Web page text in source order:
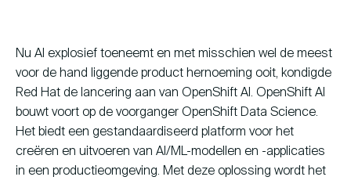
Nu AI explosief toeneemt en met misschien wel de meest
voor de hand liggende product hernoeming ooit, kondigde
Red Hat de lancering aan van OpenShift AI. OpenShift AI
bouwt voort op de voorganger OpenShift Data Science.
Het biedt een gestandaardiseerd platform voor het
creëren en uitvoeren van AI/ML-modellen en -applicaties
in een productieomgeving. Met deze oplossing wordt het